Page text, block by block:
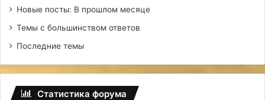
Новые посты: В прошлом месяце
Темы с большинством ответов
Последние темы
Статистика форума